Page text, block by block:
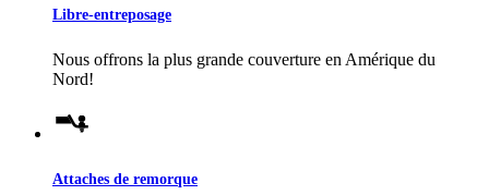
Libre-entreposage
Nous offrons la plus grande couverture en Amérique du
Nord!
Attaches de remorque